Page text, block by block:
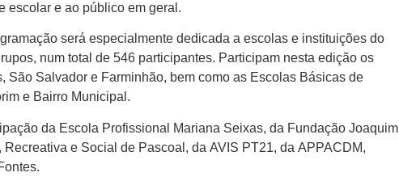
escolar e ao público em geral.
será especialmente dedicada a escolas e instituições do
num total de 546 participantes. Participam nesta edição os
São Salvador e Farminhão, bem como as Escolas Básicas de
e Bairro Municipal.
da Escola Profissional Mariana Seixas, da Fundação Joaquim
e Social de Pascoal, da AVIS PT21, da APPACDM,